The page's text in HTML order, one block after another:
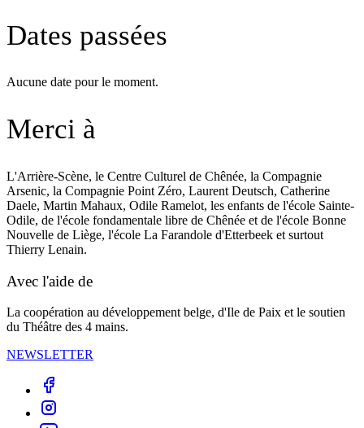
Dates passées
Aucune date pour le moment.
Merci à
L'Arrière-Scène, le Centre Culturel de Chênée, la Compagnie
Arsenic, la Compagnie Point Zéro, Laurent Deutsch, Catherine
Daele, Martin Mahaux, Odile Ramelot, les enfants de l'école Sainte-
Odile, de l'école fondamentale libre de Chênée et de l'école Bonne
Nouvelle de Liège, l'école La Farandole d'Etterbeek et surtout
Thierry Lenain.
Avec l'aide de
La coopération au développement belge, d'Ile de Paix et le soutien
du Théâtre des 4 mains.
NEWSLETTER